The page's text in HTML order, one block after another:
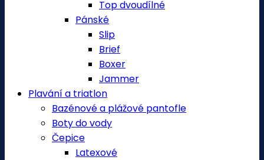
Top dvoudílné
Pánské
Slip
Brief
Boxer
Jammer
Plavání a triatlon
Bazénové a plážové pantofle
Boty do vody
Čepice
Latexové